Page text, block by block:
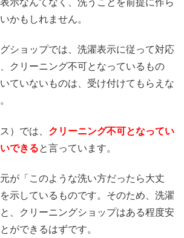
かもしれません。
ショップでは、洗濯表示に従って対応
クリーニング不可となっているもの
ていないものは、受け付けてもらえな
）では、 クリーニング不可となってい
できると言っています。
が「このような洗い方だったら大丈
示しているものです。そのため、洗濯
、クリーニングショップはある程度安
ができるはずです。